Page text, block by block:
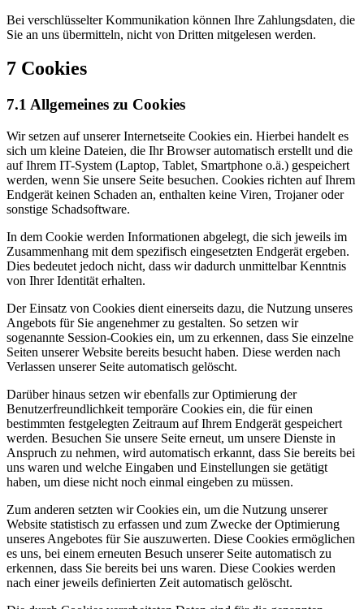
Bei verschlüsselter Kommunikation können Ihre Zahlungsdaten, die
Sie an uns übermitteln, nicht von Dritten mitgelesen werden.
7 Cookies
7.1 Allgemeines zu Cookies
Wir setzen auf unserer Internetseite Cookies ein. Hierbei handelt es
sich um kleine Dateien, die Ihr Browser automatisch erstellt und die
auf Ihrem IT-System (Laptop, Tablet, Smartphone o.ä.) gespeichert
werden, wenn Sie unsere Seite besuchen. Cookies richten auf Ihrem
Endgerät keinen Schaden an, enthalten keine Viren, Trojaner oder
sonstige Schadsoftware.
In dem Cookie werden Informationen abgelegt, die sich jeweils im
Zusammenhang mit dem spezifisch eingesetzten Endgerät ergeben.
Dies bedeutet jedoch nicht, dass wir dadurch unmittelbar Kenntnis
von Ihrer Identität erhalten.
Der Einsatz von Cookies dient einerseits dazu, die Nutzung unseres
Angebots für Sie angenehmer zu gestalten. So setzen wir
sogenannte Session-Cookies ein, um zu erkennen, dass Sie einzelne
Seiten unserer Website bereits besucht haben. Diese werden nach
Verlassen unserer Seite automatisch gelöscht.
Darüber hinaus setzen wir ebenfalls zur Optimierung der
Benutzerfreundlichkeit temporäre Cookies ein, die für einen
bestimmten festgelegten Zeitraum auf Ihrem Endgerät gespeichert
werden. Besuchen Sie unsere Seite erneut, um unsere Dienste in
Anspruch zu nehmen, wird automatisch erkannt, dass Sie bereits bei
uns waren und welche Eingaben und Einstellungen sie getätigt
haben, um diese nicht noch einmal eingeben zu müssen.
Zum anderen setzten wir Cookies ein, um die Nutzung unserer
Website statistisch zu erfassen und zum Zwecke der Optimierung
unseres Angebotes für Sie auszuwerten. Diese Cookies ermöglichen
es uns, bei einem erneuten Besuch unserer Seite automatisch zu
erkennen, dass Sie bereits bei uns waren. Diese Cookies werden
nach einer jeweils definierten Zeit automatisch gelöscht.